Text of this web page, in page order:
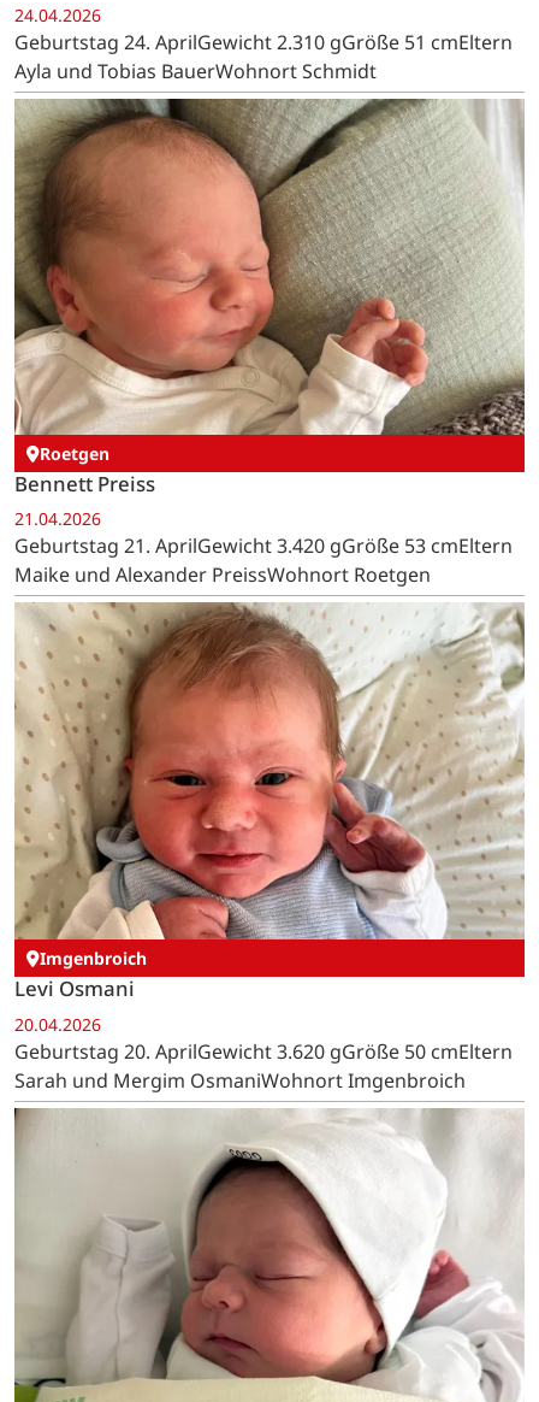
24.04.2026
Geburtstag 24. AprilGewicht 2.310 gGröße 51 cmEltern
Ayla und Tobias BauerWohnort Schmidt
Roetgen
Bennett Preiss
21.04.2026
Geburtstag 21. AprilGewicht 3.420 gGröße 53 cmEltern
Maike und Alexander PreissWohnort Roetgen
Imgenbroich
Levi Osmani
20.04.2026
Geburtstag 20. AprilGewicht 3.620 gGröße 50 cmEltern
Sarah und Mergim OsmaniWohnort Imgenbroich